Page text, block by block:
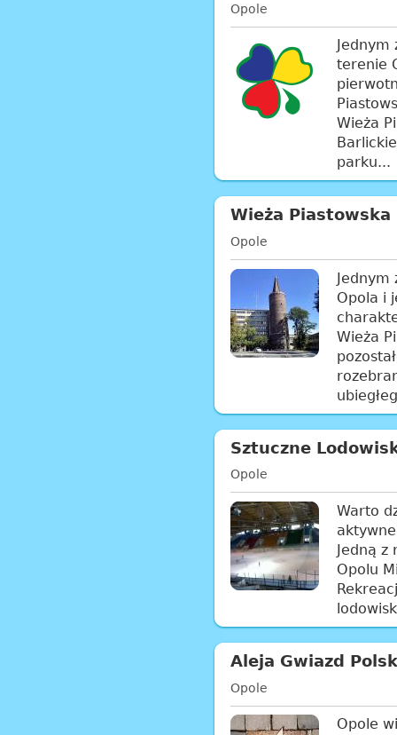
Opole
terenie
Wieża
parku...
Wieża Piastowska
Opole
Jednym
Opola i
Wieża
Sztuczne
Opole
Warto
Jedną z
Opolu
Aleja Gwiazd
Opole
Opole